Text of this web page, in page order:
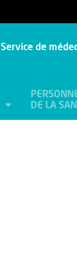
Service de
DE LA